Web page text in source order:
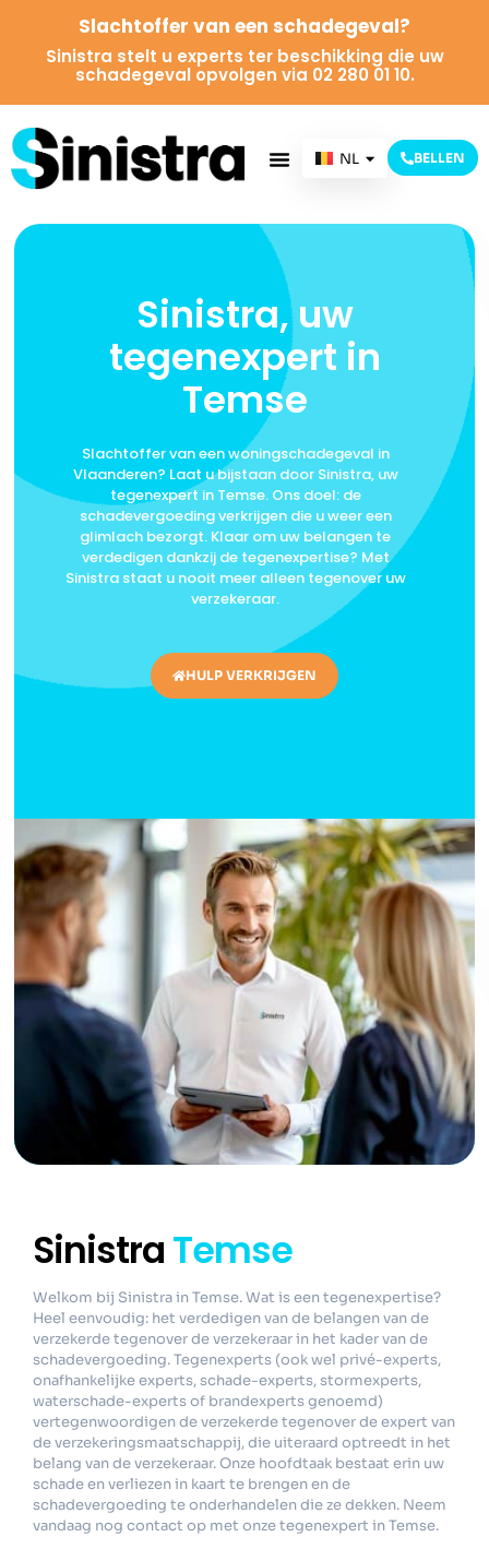
Slachtoffer van een schadegeval?
Sinistra stelt u experts ter beschikking die uw
schadegeval opvolgen via 02 280 01 10.
NL
FR BELLEN
Sinistra, uw
tegenexpert in
Temse
Slachtoffer van een woningschadegeval in
Vlaanderen? Laat u bijstaan door Sinistra, uw
tegenexpert in Temse. Ons doel: de
schadevergoeding verkrijgen die u weer een
glimlach bezorgt. Klaar om uw belangen te
verdedigen dankzij de tegenexpertise? Met
Sinistra staat u nooit meer alleen tegenover uw
verzekeraar.
HULP VERKRIJGEN
SinistraTemse
Welkom bij Sinistra in Temse. Wat is een tegenexpertise?
Heel eenvoudig: het verdedigen van de belangen van de
verzekerde tegenover de verzekeraar in het kader van de
schadevergoeding. Tegenexperts (ook wel privé-experts,
onafhankelijke experts, schade-experts, stormexperts,
waterschade-experts of brandexperts genoemd)
vertegenwoordigen de verzekerde tegenover de expert van
de verzekeringsmaatschappij, die uiteraard optreedt in het
belang van de verzekeraar. Onze hoofdtaak bestaat erin uw
schade en verliezen in kaart te brengen en de
schadevergoeding te onderhandelen die ze dekken. Neem
vandaag nog contact op met onze tegenexpert in Temse.